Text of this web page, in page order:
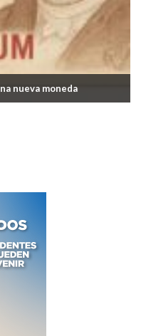
por las inundaciones en